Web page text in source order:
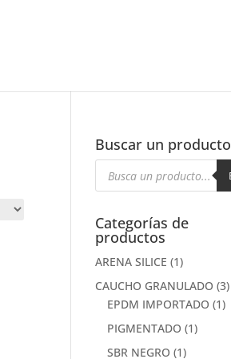
Buscar un producto
Búsqueda
productos
Categorías de
productos
ARENA SILICE (1)
CAUCHO GRANULADO (3)
EPDM IMPORTADO (1)
PIGMENTADO (1)
SBR NEGRO (1)